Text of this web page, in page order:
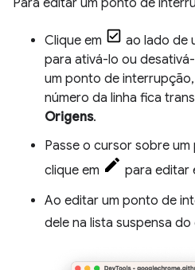
Clique em
ao lado de
para ativá-lo ou
um ponto de
número da linha fica
Origens.
Passe o cursor sobre
clique em
para editar
Ao editar um ponto de
dele na lista suspensa do